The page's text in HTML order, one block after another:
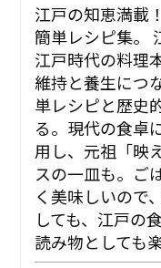
江戸の知恵満載
簡単レシピ集。
江戸時代の料理
維持と養生につ
単レシピと歴史
る。現代の食卓
用し、元祖「映
スの一皿も。ご
く美味しいので
しても、江戸の
読み物としても